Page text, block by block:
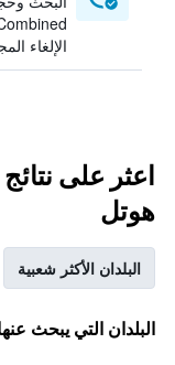
الإلغاء
اعثر على
هوتل
البلدان الأكثر شعبية
البلدان التي يبحث